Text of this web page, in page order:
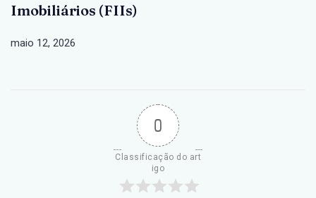
Imobiliários (FIIs)
maio 12, 2026
0
Classificação do art
igo